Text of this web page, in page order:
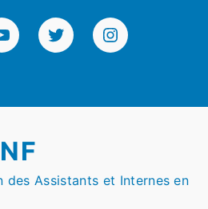
TwitterInstagram
des Assistants et Internes en